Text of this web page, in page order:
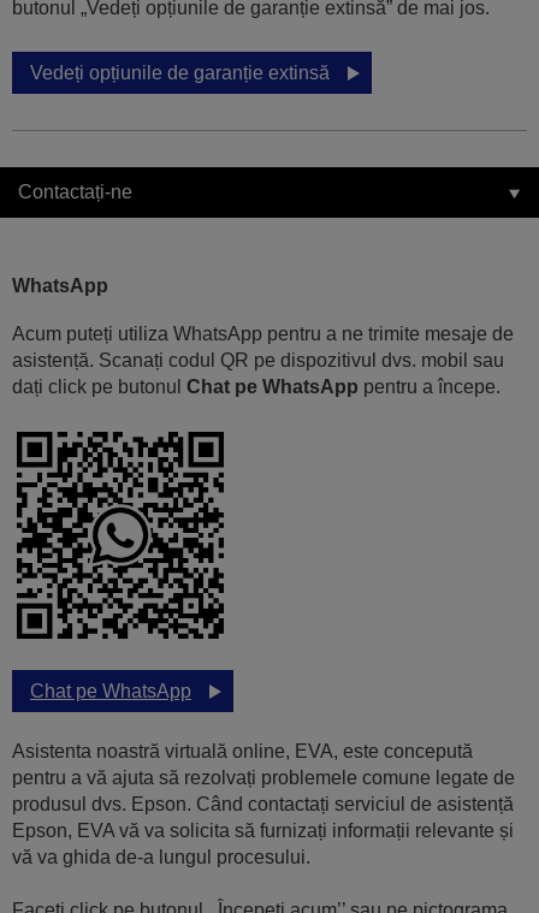
butonul „Vedeți opțiunile de garanție extinsă” de mai jos.
Vedeți opțiunile de garanție extinsă
Contactați-ne
WhatsApp
Acum puteți utiliza WhatsApp pentru a ne trimite mesaje de
asistență. Scanați codul QR pe dispozitivul dvs. mobil sau
dați click pe butonul Chat pe WhatsApp pentru a începe.
Chat pe WhatsApp
Asistenta noastră virtuală online, EVA, este concepută
pentru a vă ajuta să rezolvați problemele comune legate de
produsul dvs. Epson. Când contactați serviciul de asistență
Epson, EVA vă va solicita să furnizați informații relevante și
vă va ghida de-a lungul procesului.